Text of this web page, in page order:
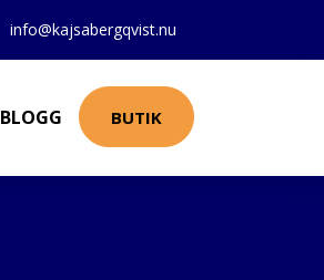
info@kajsabergqvist.nu
BLOGG BUTIK